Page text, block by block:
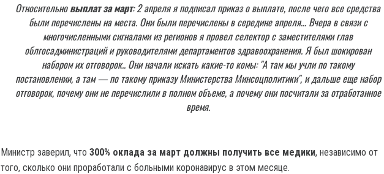
Относительновыплат за март: 2 апреля я подписал приказ о выплате, после чего все средства
были перечислены на места. Они были перечислены в середине апреля… Вчера в связи с
многочисленными сигналами из регионов я провел селектор с заместителями глав
облгосадминистраций и руководителями департаментов здравоохранения. Я был шокирован
набором их отговорок.. Они начали искать какие-то комы: "А там мы учли по такому
постановлении, а там — по такому приказу Министерства Минсоцполитики", и дальше еще набор
отговорок, почему они не перечислили в полном объеме, а почему они посчитали за отработанное
время.
Министр заверил, что 300% оклада за март должны получить все медики, независимо от
того, сколько они проработали с больными коронавирус в этом месяце.